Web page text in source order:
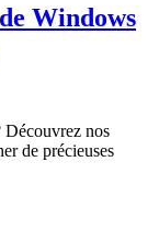
Windows
Découvrez nos
de précieuses